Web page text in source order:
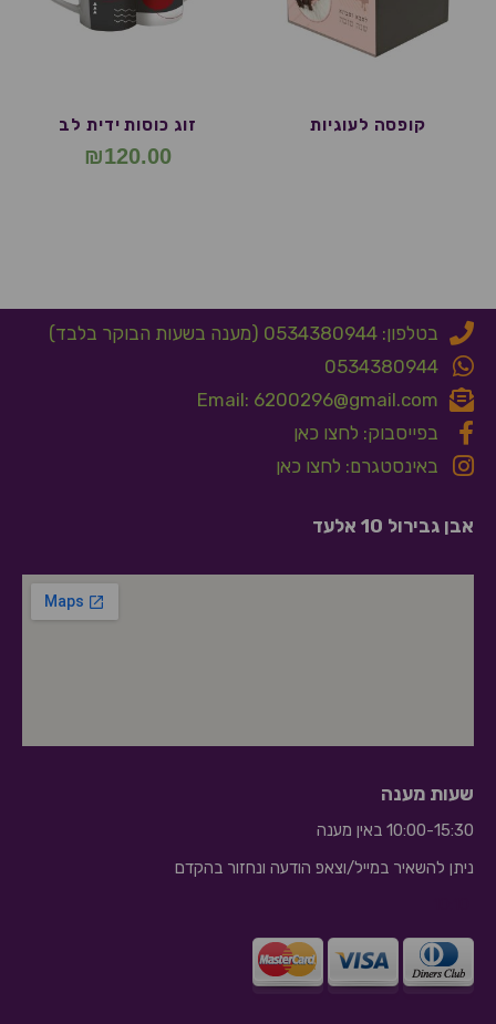
קופסה לעוגיות זוג כוסות ידית לב
₪120.00
בטלפון: 0534380944 (מענה בשעות הבוקר בלבד)
0534380944
Email: 6200296@gmail.com
בפייסבוק: לחצו כאן
באינסטגרם: לחצו כאן
אבן גבירול 10 אלעד
שעות מענה
10:00-15:30 באין מענה
ניתן להשאיר במייל/וצאפ הודעה ונחזור בהקדם